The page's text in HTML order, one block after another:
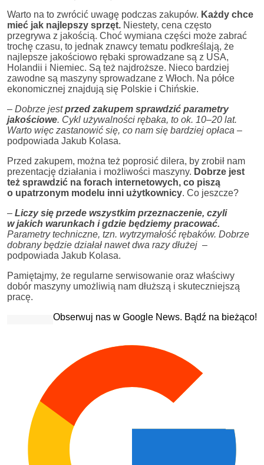
Warto na to zwrócić uwagę podczas zakupów. Każdy chce
mieć jak najlepszy sprzęt. Niestety, cena często
przegrywa z jakością. Choć wymiana części może zabrać
trochę czasu, to jednak znawcy tematu podkreślają, że
najlepsze jakościowo rębaki sprowadzane są z USA,
Holandii i Niemiec. Są też najdroższe. Nieco bardziej
zawodne są maszyny sprowadzane z Włoch. Na półce
ekonomicznej znajdują się Polskie i Chińskie.
– Dobrze jestprzed zakupem sprawdzić parametry
jakościowe. Cykl używalności rębaka, to ok. 10–20 lat.
Warto więc zastanowić się, co nam się bardziej opłaca –
podpowiada Jakub Kolasa.
Przed zakupem, można też poprosić dilera, by zrobił nam
prezentację działania i możliwości maszyny. Dobrze jest
też sprawdzić na forach internetowych, co piszą
o upatrzonym modelu inni użytkownicy. Co jeszcze?
– Liczy się przede wszystkim przeznaczenie, czyli
w jakich warunkach i gdzie będziemy pracować.
Parametry techniczne, tzn. wytrzymałość rębaków. Dobrze
dobrany będzie działał nawet dwa razy dłużej –
podpowiada Jakub Kolasa.
Pamiętajmy, że regularne serwisowanie oraz właściwy
dobór maszyny umożliwią nam dłuższą i skuteczniejszą
pracę.
Obserwuj nas w Google News. Bądź na bieżąco!